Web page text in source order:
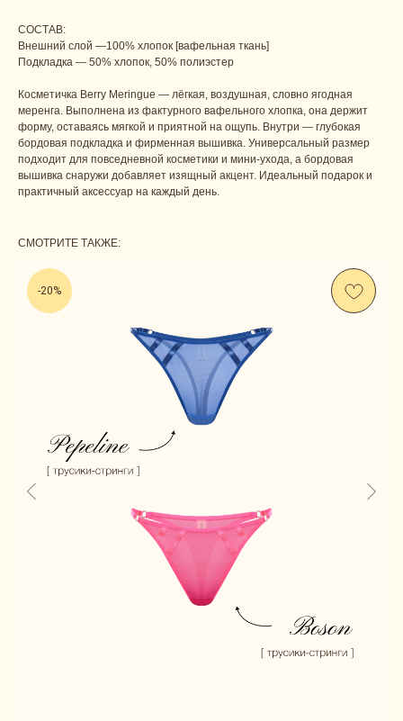
СОСТАВ:
Внешний слой —100% хлопок [вафельная ткань]
Подкладка — 50% хлопок, 50% полиэстер
Косметичка Berry Meringue — лёгкая, воздушная, словно ягодная
меренга. Выполнена из фактурного вафельного хлопка, она держит
форму, оставаясь мягкой и приятной на ощупь. Внутри — глубокая
бордовая подкладка и фирменная вышивка. Универсальный размер
подходит для повседневной косметики и мини-ухода, а бордовая
вышивка снаружи добавляет изящный акцент. Идеальный подарок и
практичный аксессуар на каждый день.
СМОТРИТЕ ТАКЖЕ:
-20%
TELEGRAM
ОСТАВЬТЕ СВОИ КОНТАКТНЫЕ ДАННЫЕ, А МЫ
НАПИШЕМ, ЧТОБЫ ОБСУДИТЬ ВАШ ВОПРОС.
ЛИБО СВЯЖИТЕСЬ С НАМИ САМОСТОЯТЕЛЬНО.
CONTACT